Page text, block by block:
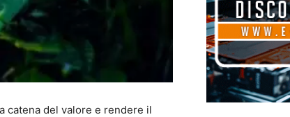
catena del valore e rendere il